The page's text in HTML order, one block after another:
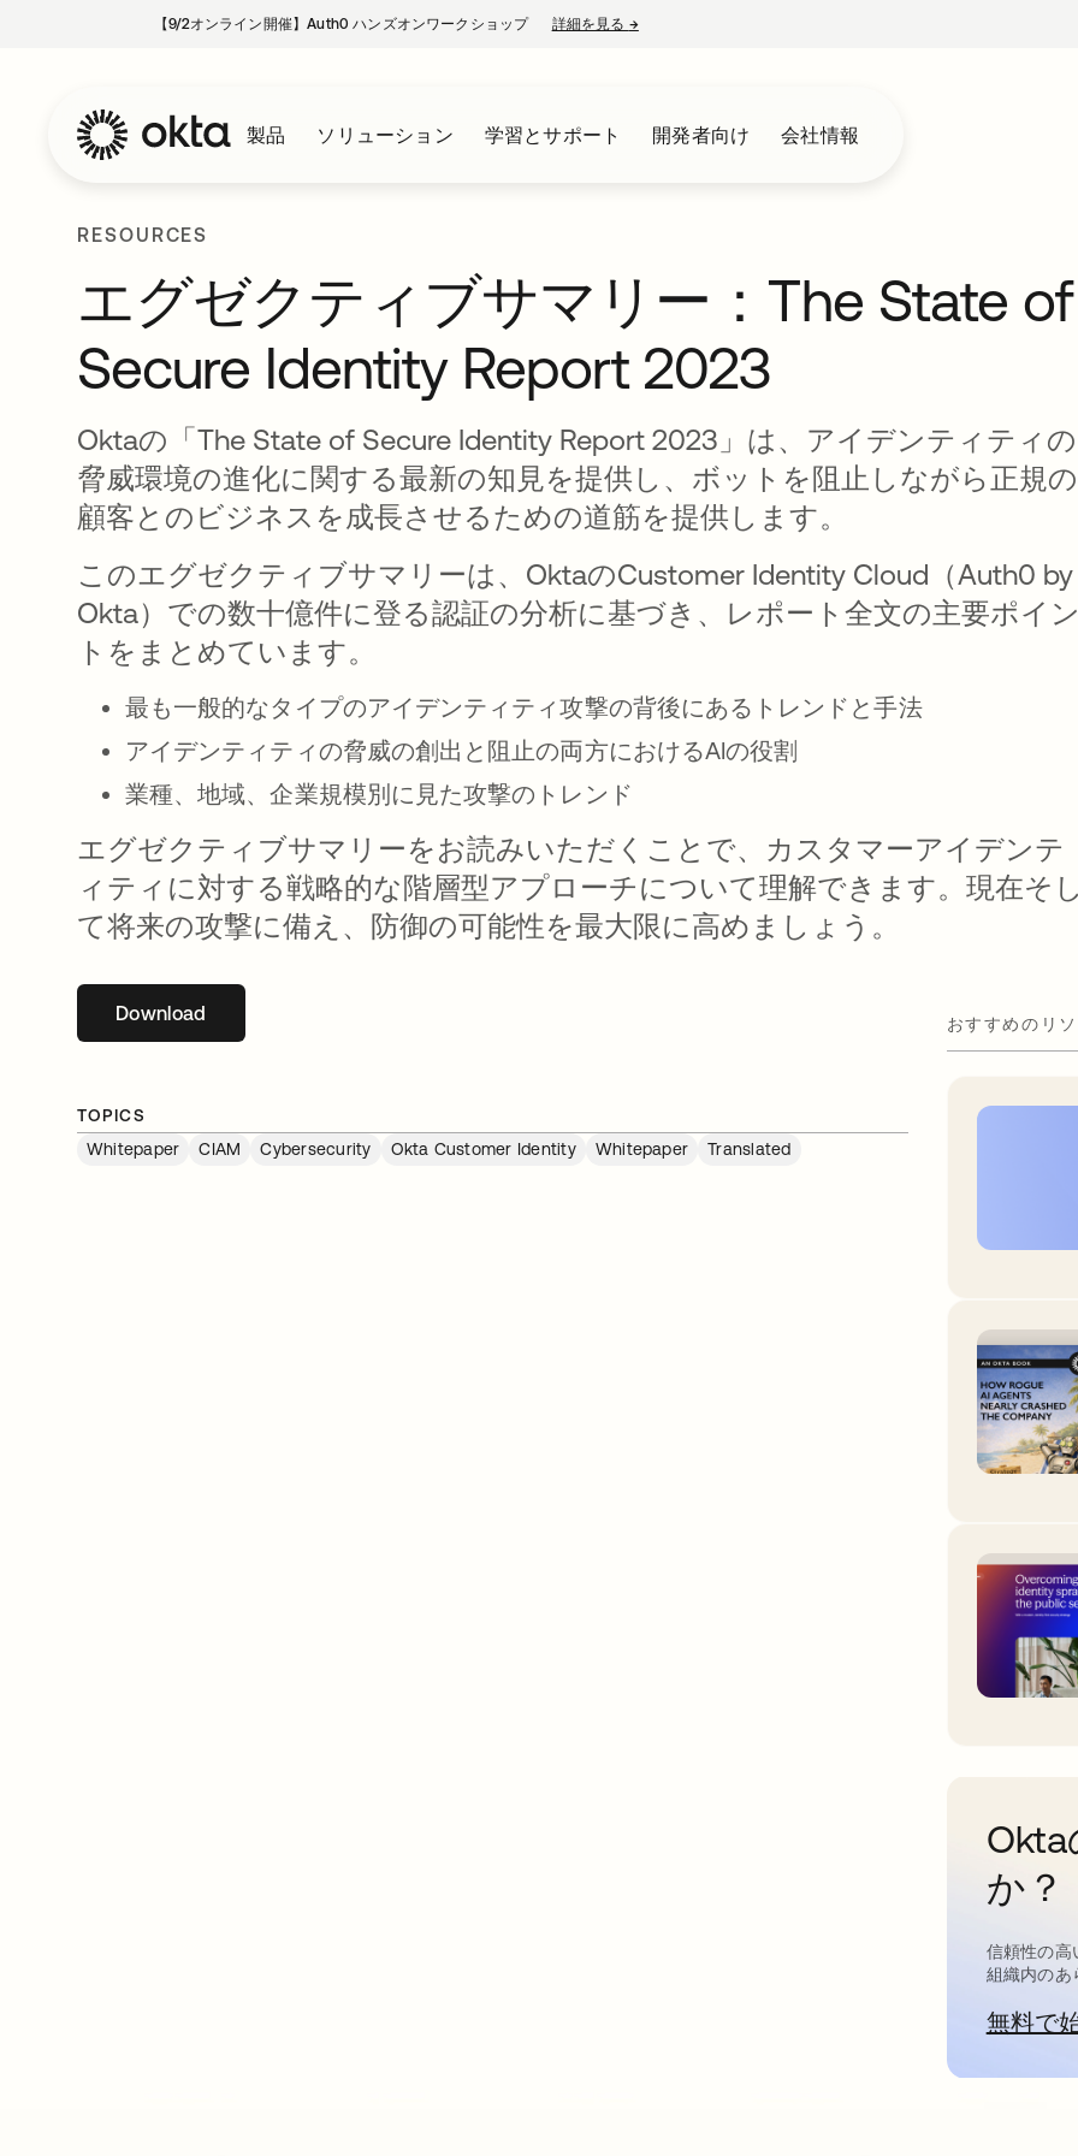
【9/2オンライン開催】Auth0 ハンズオンワークショップ 詳細を見る →新しいタブで開く
製品 ソリューション 学習とサポート 開発者向け 会社情報
RESOURCES
エグゼクティブサマリー：The State of
Secure Identity Report 2023
Oktaの「The State of Secure Identity Report 2023」は、アイデンティティの
脅威環境の進化に関する最新の知見を提供し、ボットを阻止しながら正規の
顧客とのビジネスを成長させるための道筋を提供します。
このエグゼクティブサマリーは、OktaのCustomer Identity Cloud（Auth0 by
Okta）での数十億件に登る認証の分析に基づき、レポート全文の主要ポイン
トをまとめています。
最も一般的なタイプのアイデンティティ攻撃の背後にあるトレンドと手法
アイデンティティの脅威の創出と阻止の両方におけるAIの役割
業種、地域、企業規模別に見た攻撃のトレンド
エグゼクティブサマリーをお読みいただくことで、カスタマーアイデンテ
ィティに対する戦略的な階層型アプローチについて理解できます。現在そし
て将来の攻撃に備え、防御の可能性を最大限に高めましょう。
Download新しいタブで開く
TOPICS
Whitepaper
CIAM Cybersecurity Okta Customer Identity Whitepaper Translated
おすすめのリソ
か？
信頼性の高
組織内のあ
無料で